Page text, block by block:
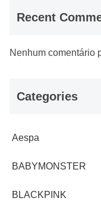
Recent
Nenhum comentário
Categories
Aespa
BABYMONSTER
BLACKPINK